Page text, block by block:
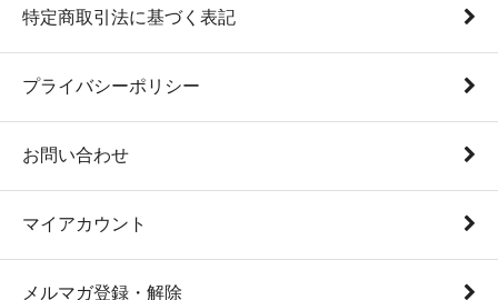
特定商取引法に基づく表記
プライバシーポリシー
お問い合わせ
マイアカウント
メルマガ登録・解除